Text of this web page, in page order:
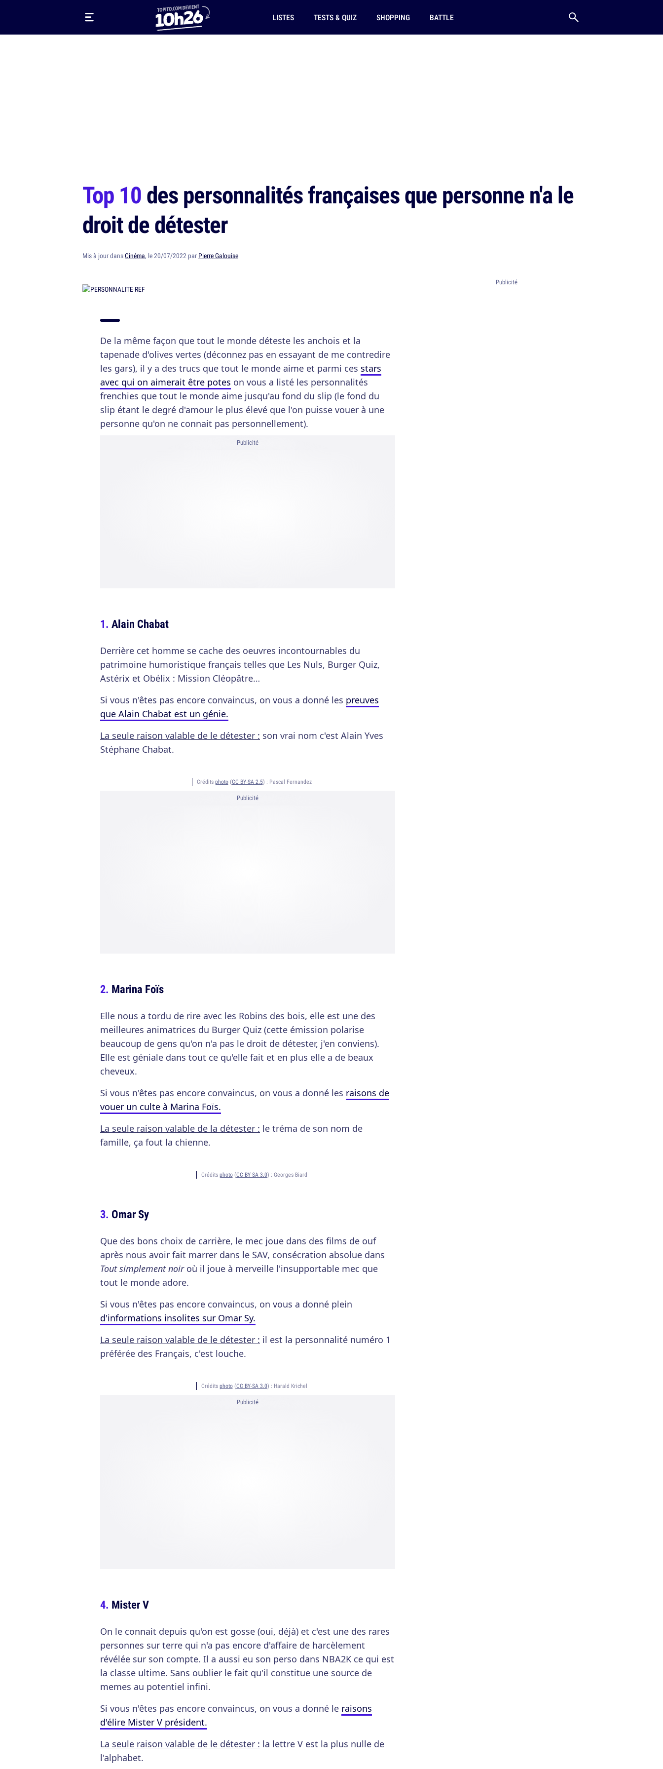
LISTES TESTS & QUIZ SHOPPING BATTLE
Top 10des personnalités françaises que personne n'a le
droit de détester
Mis à jour dansCinéma, le 20/07/2022 par Pierre Galouise
De la même façon que tout le monde déteste les anchois et la
tapenade d'olives vertes (déconnez pas en essayant de me contredire
les gars), il y a des trucs que tout le monde aime et parmi ces stars
avec qui on aimerait être potes on vous a listé les personnalités
frenchies que tout le monde aime jusqu'au fond du slip (le fond du
slip étant le degré d'amour le plus élevé que l'on puisse vouer à une
personne qu'on ne connait pas personnellement).
Publicité
Alain Chabat
Derrière cet homme se cache des oeuvres incontournables du
patrimoine humoristique français telles que Les Nuls, Burger Quiz,
Astérix et Obélix : Mission Cléopâtre…
Si vous n'êtes pas encore convaincus, on vous a donné les preuves
que Alain Chabat est un génie.
La seule raison valable de le détester : son vrai nom c'est Alain Yves
Stéphane Chabat.
Crédits photo(CC BY-SA 2.5) : Pascal Fernandez
Publicité
Marina Foïs
Elle nous a tordu de rire avec les Robins des bois, elle est une des
meilleures animatrices du Burger Quiz (cette émission polarise
beaucoup de gens qu'on n'a pas le droit de détester, j'en conviens).
Elle est géniale dans tout ce qu'elle fait et en plus elle a de beaux
cheveux.
Si vous n'êtes pas encore convaincus, on vous a donné les raisons de
vouer un culte à Marina Foïs.
La seule raison valable de la détester : le tréma de son nom de
famille, ça fout la chienne.
Crédits photo(CC BY-SA 3.0) : Georges Biard
Omar Sy
Que des bons choix de carrière, le mec joue dans des films de ouf
après nous avoir fait marrer dans le SAV, consécration absolue dans
Tout simplement noiroù il joue à merveille l'insupportable mec que
tout le monde adore.
Si vous n'êtes pas encore convaincus, on vous a donné plein
d'informations insolites sur Omar Sy.
La seule raison valable de le détester : il est la personnalité numéro 1
préférée des Français, c'est louche.
Crédits photo(CC BY-SA 3.0) : Harald Krichel
Publicité
Mister V
On le connait depuis qu'on est gosse (oui, déjà) et c'est une des rares
personnes sur terre qui n'a pas encore d'affaire de harcèlement
révélée sur son compte. Il a aussi eu son perso dans NBA2K ce qui est
la classe ultime. Sans oublier le fait qu'il constitue une source de
memes au potentiel infini.
Si vous n'êtes pas encore convaincus, on vous a donné le raisons
d'élire Mister V président.
La seule raison valable de le détester : la lettre V est la plus nulle de
l'alphabet.